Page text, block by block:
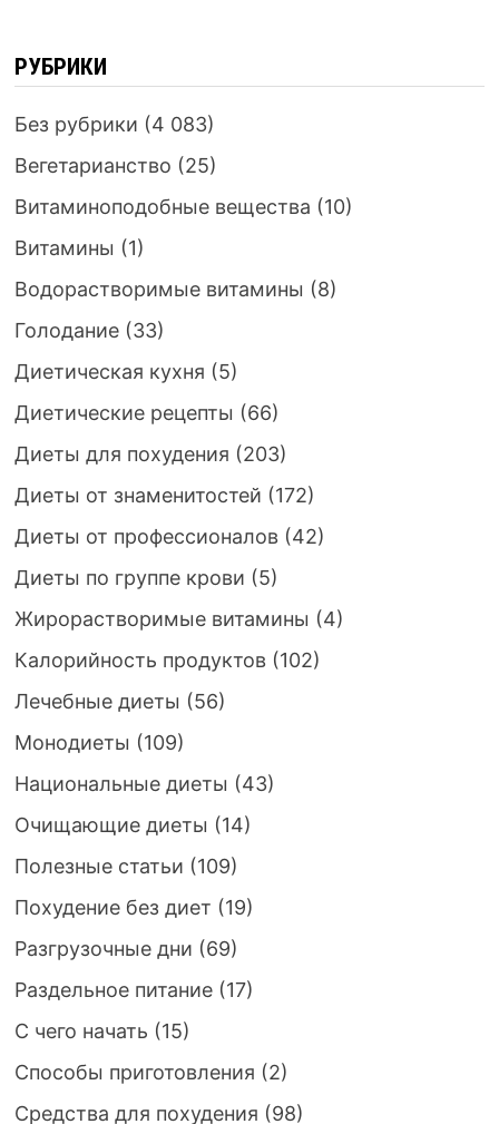
РУБРИКИ
Без рубрики (4 083)
Вегетарианство (25)
Витаминоподобные вещества (10)
Витамины (1)
Водорастворимые витамины (8)
Голодание(33)
Диетическая кухня (5)
Диетические рецепты (66)
Диеты для похудения (203)
Диеты от знаменитостей (172)
Диеты от профессионалов(42)
Диеты по группе крови (5)
Жирорастворимые витамины (4)
Калорийность продуктов(102)
Лечебные диеты (56)
Монодиеты (109)
Национальные диеты (43)
Очищающие диеты (14)
Полезные статьи (109)
Похудение без диет (19)
Разгрузочные дни (69)
Раздельное питание(17)
С чего начать (15)
Способы приготовления (2)
Средства для похудения (98)